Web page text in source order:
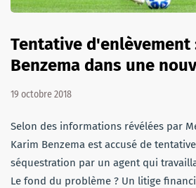
Tentative d'enlèvement
Benzema dans une
19 octobre 2018
Selon des informations révélées par
Karim Benzema est accusé de
séquestration par un agent qui
Le fond du problème ? Un litige